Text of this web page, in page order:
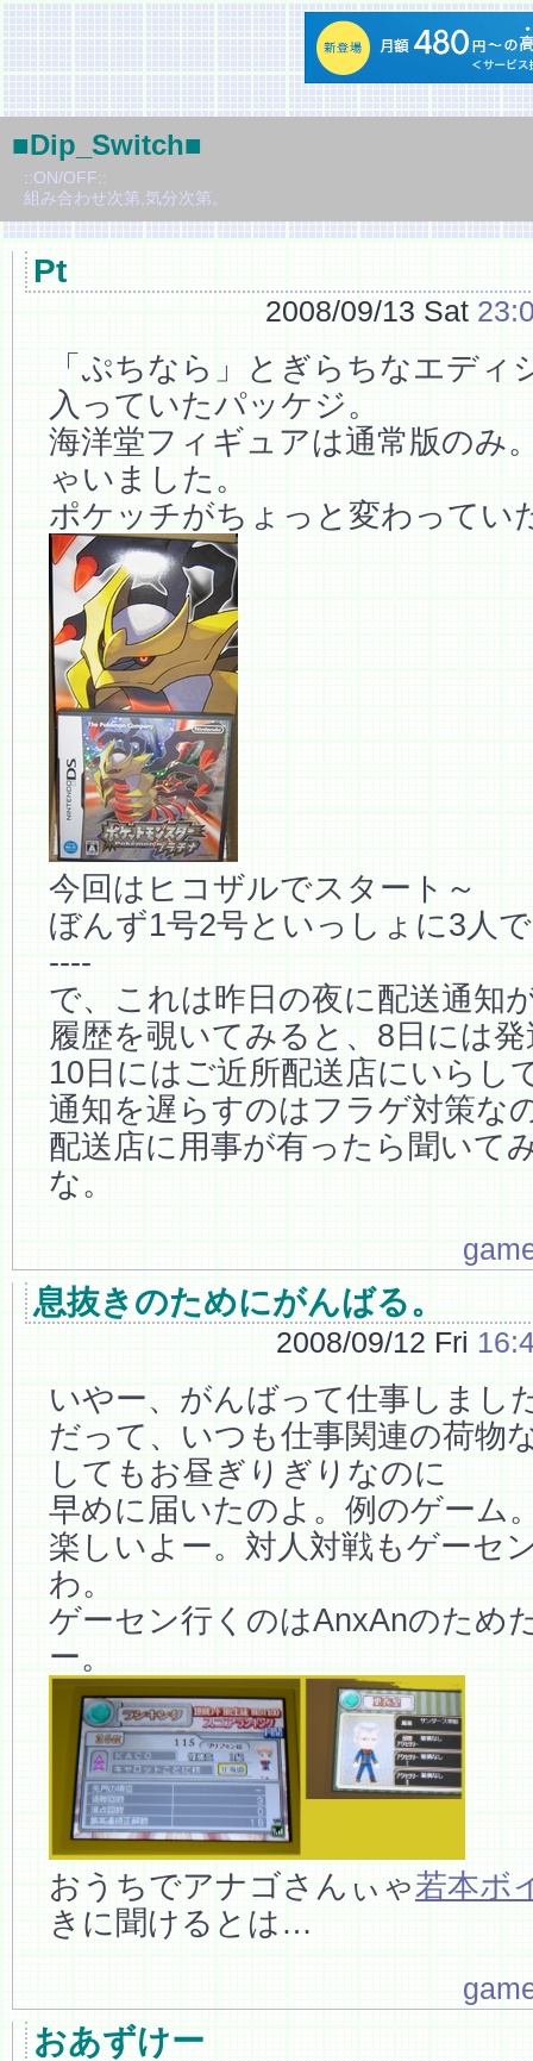
■Dip_Switch■
::ON/OFF::
組み合わせ次第,気分次第。
Pt
2008/09/13 Sat
「ぷちなら」とぎらちなエディ
入っていたパッケジ。
海洋堂フィギュアは通常版のみ
ゃいました。
ポケッチがちょっと変わってい
今回はヒコザルでスタート～
ぼんず1号2号といっしょに3人
----
で、これは昨日の夜に配送通知
履歴を覗いてみると、8日には
10日にはご近所配送店にいらし
通知を遅らすのはフラゲ対策な
配送店に用事が有ったら聞いて
な。
息抜きのためにがんばる。
2008/09/12 Fri
いやー、がんばって仕事しまし
だって、いつも仕事関連の荷物
してもお昼ぎりぎりなのに
早めに届いたのよ。例のゲーム
楽しいよー。対人対戦もゲーセ
わ。
ゲーセン行くのはAnxAnのため
ー。
おうちでアナゴさんぃゃ若本ボ
きに聞けるとは…
おあずけー